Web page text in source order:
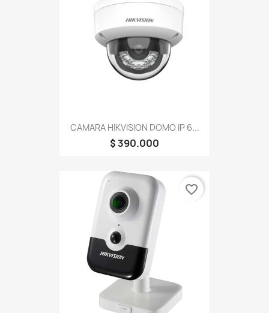
CAMARA HIKVISION DOMO IP 6...
$ 390.000
favorite_border